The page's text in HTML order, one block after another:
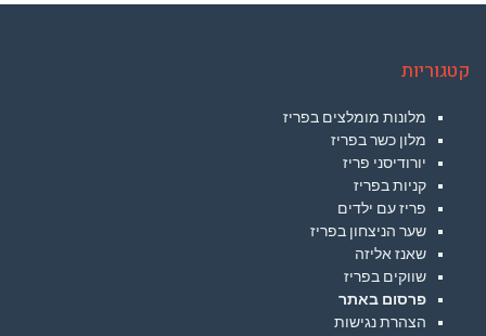
קטגוריות
מלונות מומלצים בפריז
מלון כשר בפריז
יורודיסני פריז
קניות בפריז
פריז עם ילדים
שער הניצחון בפריז
שאנז אליזה
שווקים בפריז
פרסום באתר
הצהרת נגישות